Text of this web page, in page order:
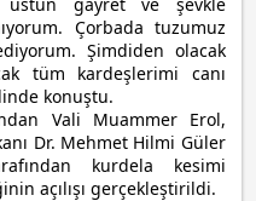
Çorbada tuzumuz
Şimdiden olacak
tüm kardeşlerimi canı
konuştu.
Vali Muammer Erol,
Dr. Mehmet Hilmi Güler
kurdela kesimi
açılışı gerçekleştirildi.